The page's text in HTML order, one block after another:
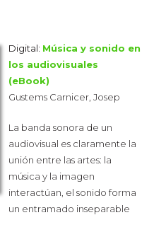
Digital: Música y sonido en
los audiovisuales
(eBook)
Gustems Carnicer, Josep
La banda sonora de un
audiovisual es claramente la
unión entre las artes: la
música y la imagen
interactúan, el sonido forma
un entramado inseparable